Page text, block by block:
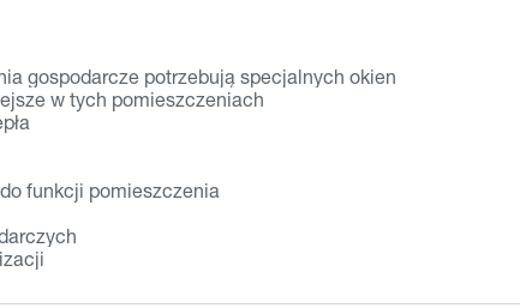
gospodarcze potrzebują specjalnych okien
w tych pomieszczeniach
funkcji pomieszczenia